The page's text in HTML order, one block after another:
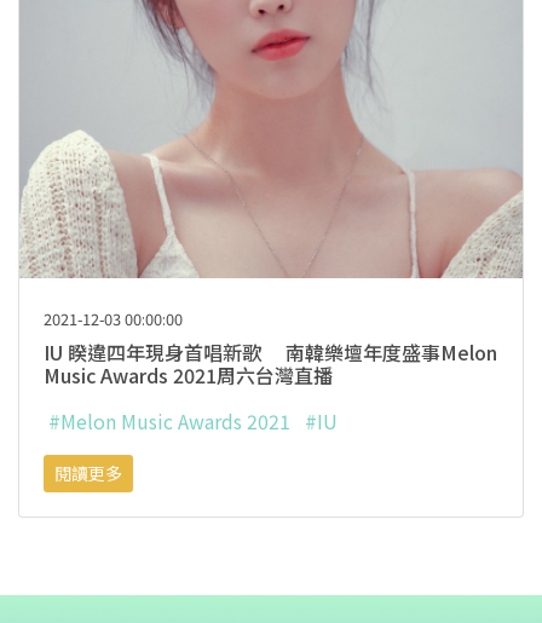
2021-12-03 00:00:00
IU 睽違四年現身首唱新歌 南韓樂壇年度盛事Melon
Music Awards 2021周六台灣直播
#Melon Music Awards 2021 #IU
閱讀更多